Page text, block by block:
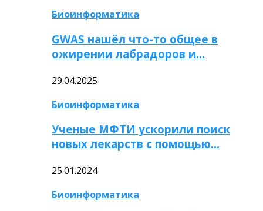
Биоинформатика
GWAS нашёл что-то общее в
ожирении лабрадоров и…
29.04.2025
Биоинформатика
Ученые МФТИ ускорили поиск
новых лекарств с помощью…
25.01.2024
Биоинформатика